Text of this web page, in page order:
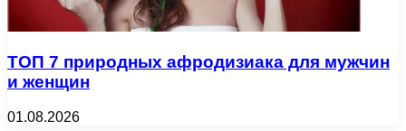
ТОП 7 природных афродизиака для мужчин
и женщин
01.08.2026